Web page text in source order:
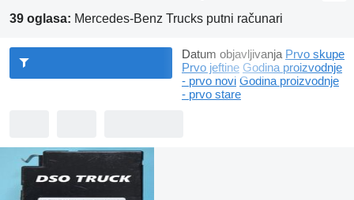
39 oglasa: Mercedes-Benz Trucks putni računari
Datum objavljivanja Prvo skupe
Prvo jeftine Godina proizvodnje
- prvo novi Godina proizvodnje
- prvo stare